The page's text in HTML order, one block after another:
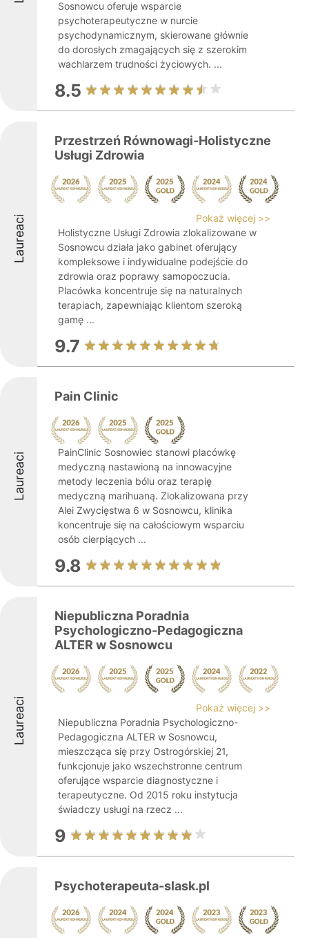
Sosnowcu oferuje wsparcie
psychoterapeutyczne w nurcie
psychodynamicznym, skierowane głównie
do dorosłych zmagających się z szerokim
wachlarzem trudności życiowych. ...
8.5
Laureaci
Przestrzeń Równowagi-Holistyczne
Usługi Zdrowia
Pokaż więcej >>
Holistyczne Usługi Zdrowia zlokalizowane w
Sosnowcu działa jako gabinet oferujący
kompleksowe i indywidualne podejście do
zdrowia oraz poprawy samopoczucia.
Placówka koncentruje się na naturalnych
terapiach, zapewniając klientom szeroką
gamę ...
9.7
Laureaci
Pain Clinic
PainClinic Sosnowiec stanowi placówkę
medyczną nastawioną na innowacyjne
metody leczenia bólu oraz terapię
medyczną marihuaną. Zlokalizowana przy
Alei Zwycięstwa 6 w Sosnowcu, klinika
koncentruje się na całościowym wsparciu
osób cierpiących ...
9.8
Laureaci
Niepubliczna Poradnia
Psychologiczno-Pedagogiczna
ALTER w Sosnowcu
Pokaż więcej >>
Niepubliczna Poradnia Psychologiczno-
Pedagogiczna ALTER w Sosnowcu,
mieszcząca się przy Ostrogórskiej 21,
funkcjonuje jako wszechstronne centrum
oferujące wsparcie diagnostyczne i
terapeutyczne. Od 2015 roku instytucja
świadczy usługi na rzecz ...
9
Psychoterapeuta-slask.pl